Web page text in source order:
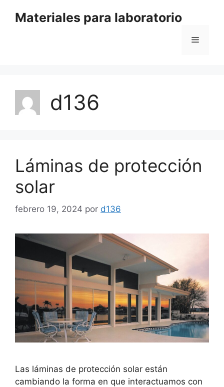
Materiales para laboratorio
Menú
d136
Láminas de protección
solar
febrero 19, 2024 por d136
Las láminas de protección solar están
cambiando la forma en que interactuamos con